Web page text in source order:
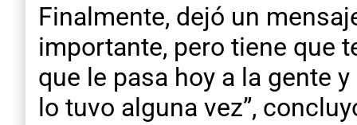
Finalmente, dejó un
importante, pero tiene que
que le pasa hoy a la gente
lo tuvo alguna vez”,